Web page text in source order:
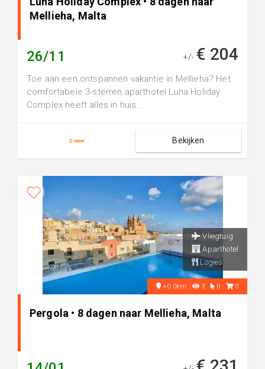
Mellieha, Malta
26/11 +/- € 204
Toe aan een ontspannen vakantie in Mellieha? Het
comfortabele 3-sterren aparthotel Luna Holiday
Complex heeft alles in huis...
Bekijken
Vliegtuig
Aparthotel
Logies
+0.0km 3 0 0
Pergola • 8 dagen naar Mellieha, Malta